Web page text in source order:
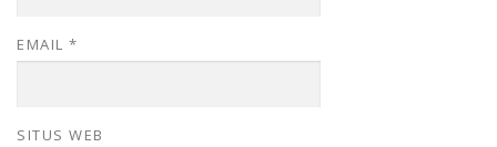
EMAIL *
SITUS WEB